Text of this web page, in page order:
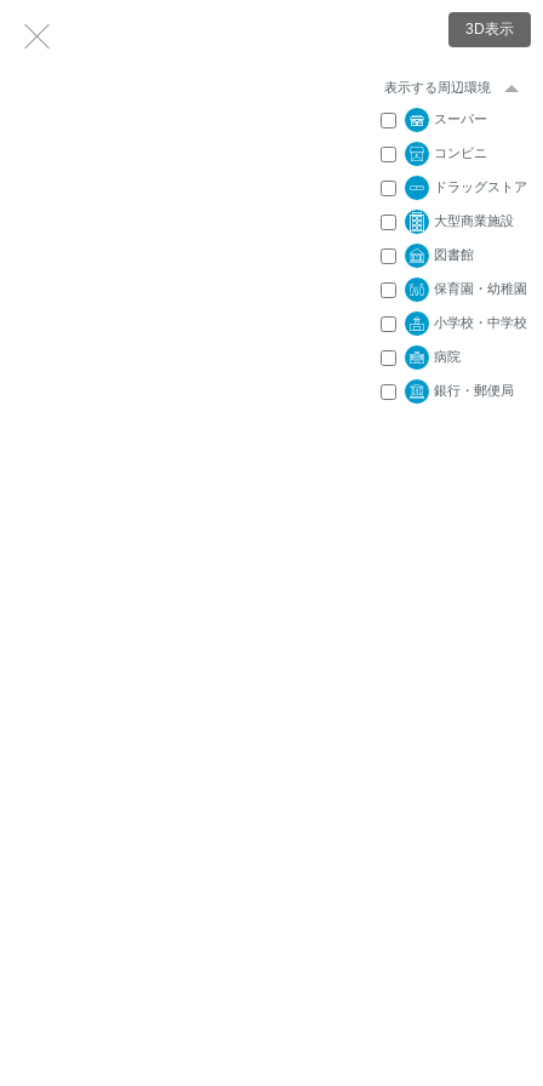
3D表示
表示する周辺環境
スーパー
コンビニ
ドラッグストア
大型商業施設
図書館
保育園・幼稚園
小学校・中学校
病院
銀行・郵便局